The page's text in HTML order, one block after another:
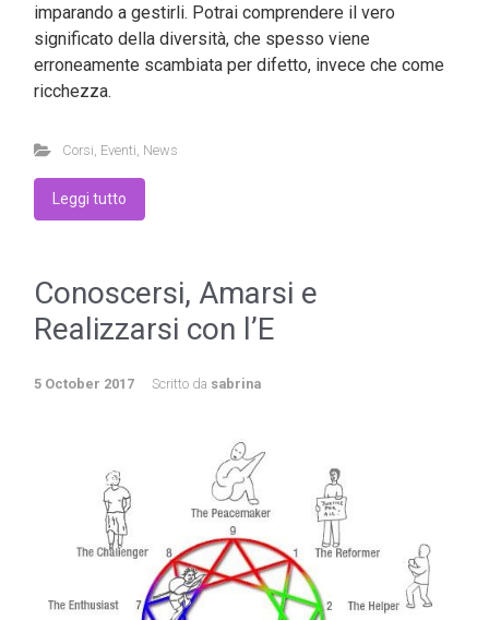
imparando a gestirli. Potrai comprendere il vero
significato della diversità, che spesso viene
erroneamente scambiata per difetto, invece che come
ricchezza.
Corsi Eventi News
Leggi tutto
Conoscersi, Amarsi e
Realizzarsi con l’E
5 October 2017 Scritto da sabrina